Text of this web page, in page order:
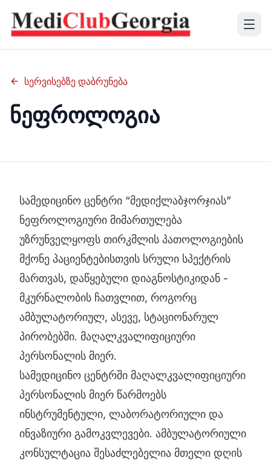
სერვისები
სასწავლო რესურს ცენტრი
ენა
სერვისებზე დაბრუნება
ნეფროლოგია
სამედიცინო ცენტრი “მედიქლაბჯორჯიას”
ნეფროლოგიური მიმართულება
უზრუნველყოფს თირკმლის პათოლოგიების
მქონე პაციენტებისთვის სრული სპექტრის
მართვას, დაწყებული დიაგნოსტიკიდან -
მკურნალობის ჩათვლით, როგორც
ამბულატორიულ, ასევე, სტაციონარულ
პირობებში. მაღალკვალიფიციური
პერსონალის მიერ.
სამედიცინო ცენტრში მაღალკვალიფიციური
პერსონალის მიერ წარმოებს
ინსტრუმენტული, ლაბორატორიული და
ინვაზიური გამოკვლევები. ამბულატორიული
კონსულტაცია შესაძლებელია მთელი დღის